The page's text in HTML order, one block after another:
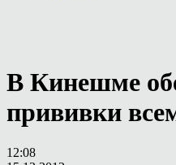
В Кинешме
прививки
12:08